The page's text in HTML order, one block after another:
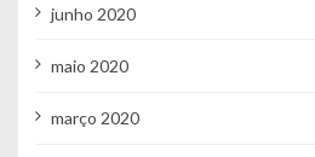
junho 2020
maio 2020
março 2020